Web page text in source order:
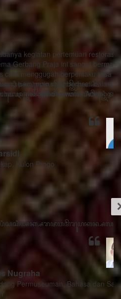
pertemuan restorasi sosial
ini sangat bermanfaat ada
berperilaku rasa sithik
berhasil dalam
watak Adigang Adigung
Bahasa dan Sastra